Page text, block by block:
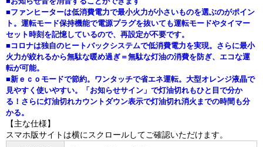
■ファンヒーターは低消費電力で最小火力が小さいものを選ぶのがポイン
ト。運転モード保持機能で電源プラグを抜いても運転モードやタイマー
セット時刻を記憶しているので、再設定が不要です。
■コロナは独自のヒートバックシステムで低消費電力を実現。さらに最小
火力が絞れるから無駄な暖め過ぎ＝無駄な灯油の消費を防ぎ、エコな運
転が可能。
■新ｅｃｏモードで節約。ワンタッチで省エネ運転。大型オレンジ液晶で
見やすく使いやすい。「お知らせサイン」で灯油切れもひと目で分か
る！さらに灯油切れカウントダウン表示で灯油切れ消火までの時間も分
かる。
【主な仕様】
スマホ版サイトは横にスクロールしてご確認いただけます。